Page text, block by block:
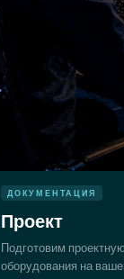
ДОКУМЕНТАЦИЯ
Проект
Подготовим
оборудования на